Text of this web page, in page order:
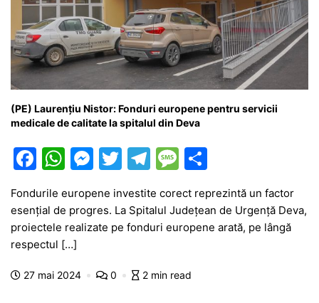
(PE) Laurențiu Nistor: Fonduri europene pentru servicii
medicale de calitate la spitalul din Deva
F
a
c
e
b
o
W
at
s
A
p
M
s
s
n
T
itt
er
T
e
gr
m
M
s
s
g
ta
je
Fondurile europene investite corect reprezintă un factor
esențial de progres. La Spitalul Județean de Urgență Deva,
proiectele realizate pe fonduri europene arată, pe lângă
respectul […]
27 mai 2024 0 2 min read